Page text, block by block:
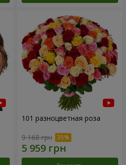
101 разноцветная роза
9 168 грн